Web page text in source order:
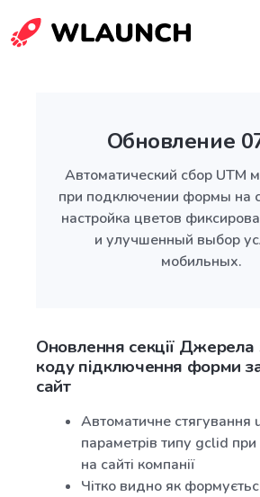
Обновление
Автоматический сбор UTM
при подключении формы на
настройка цветов
и улучшенный выбор
мобильных.
Оновлення секції Джерела
коду підключення форми
сайт
Автоматичне стягування
параметрів типу gclid при
на сайті компанії
Чітко видно як